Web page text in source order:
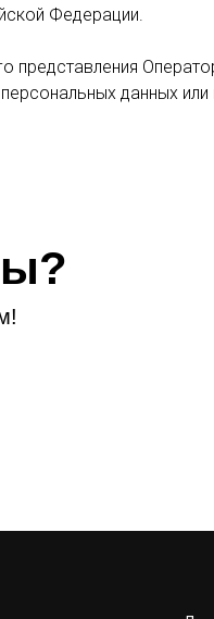
Федерации.
представления
данных